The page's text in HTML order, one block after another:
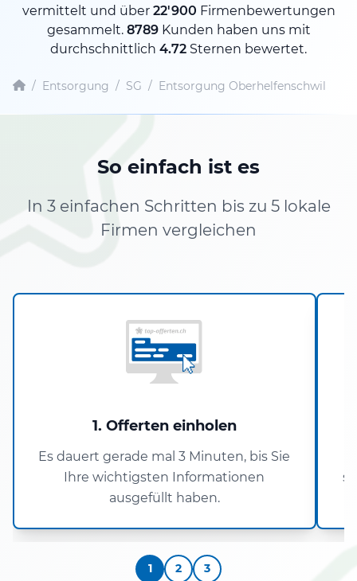
vermittelt und über 22'900 Firmenbewertungen
gesammelt. 8789Kunden haben uns mit
durchschnittlich 4.72 Sternen bewertet.
/ Entsorgung / SG / Entsorgung Oberhelfenschwil
So einfach ist es
In 3 einfachen Schritten bis zu 5 lokale
Firmen vergleichen
1. Offerten einholen
Es dauert gerade mal 3 Minuten, bis Sie
Ihre wichtigsten Informationen
ausgefüllt haben.
1 2 3